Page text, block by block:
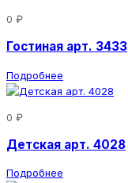
0 ₽
Гостиная арт. 3433
Подробнее
0 ₽
Детская арт. 4028
Подробнее